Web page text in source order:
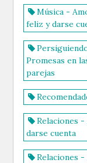
Música -
feliz y darse
Promesas en
parejas
Relaciones
darse cuenta
Relaciones